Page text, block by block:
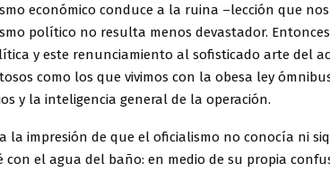
económico conduce a la ruina –lección que
político no resulta menos devastador.
y este renunciamiento al sofisticado arte del
como los que vivimos con la obesa ley
y la inteligencia general de la operación.
la impresión de que el oficialismo no conocía ni
con el agua del baño: en medio de su propia